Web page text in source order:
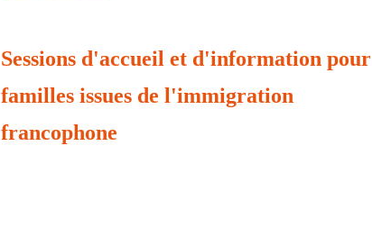
Sessions d'accueil et d'information pour
familles issues de l'immigration
francophone